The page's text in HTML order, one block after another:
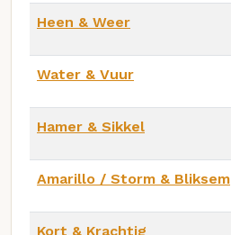
Heen & Weer
Water & Vuur
Hamer & Sikkel
Amarillo / Storm & Bliksem
Kort & Krachtig